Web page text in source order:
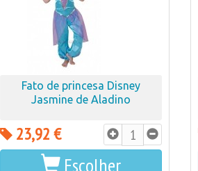
Fato de princesa Disney
Jasmine de Aladino
23,92 €
Escolher